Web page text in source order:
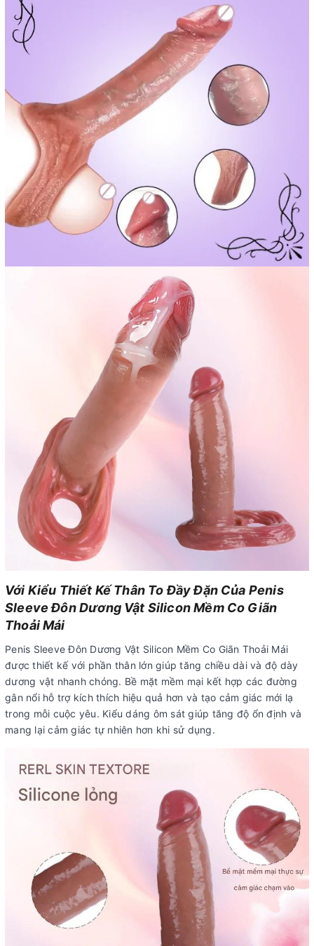
Với Kiểu Thiết Kế Thân To Đầy Đặn Của Penis
Sleeve Đôn Dương Vật Silicon Mềm Co Giãn
Thoải Mái
Penis Sleeve Đôn Dương Vật Silicon Mềm Co Giãn Thoải Mái
được thiết kế với phần thân lớn giúp tăng chiều dài và độ dày
dương vật nhanh chóng. Bề mặt mềm mại kết hợp các đường
gân nổi hỗ trợ kích thích hiệu quả hơn và tạo cảm giác mới lạ
trong mỗi cuộc yêu. Kiểu dáng ôm sát giúp tăng độ ổn định và
mang lại cảm giác tự nhiên hơn khi sử dụng.